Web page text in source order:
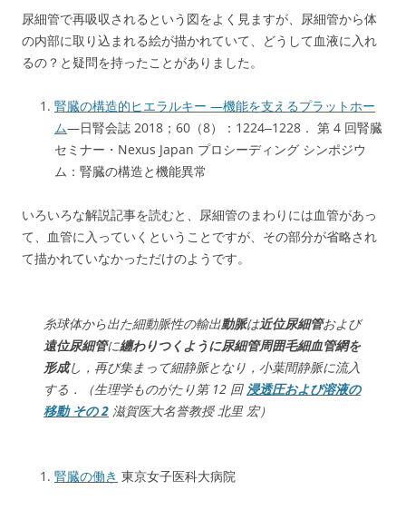
尿細管で再吸収されるという図をよく見ますが、尿細管から体
の内部に取り込まれる絵が描かれていて、どうして血液に入れ
るの？と疑問を持ったことがありました。
腎臓の構造的ヒエラルキー —機能を支えるプラットホー
ム—日腎会誌 2018；60（8）：1224‒1228． 第 4 回腎臓
セミナー・Nexus Japan プロシーディング シンポジウ
ム：腎臓の構造と機能異常
いろいろな解説記事を読むと、尿細管のまわりには血管があっ
て、血管に入っていくということですが、その部分が省略され
て描かれていなかっただけのようです。
糸球体から出た細動脈性の輸出動脈は近位尿細管および
遠位尿細管に纏わりつくように尿細管周囲毛細血管網を
形成し，再び集まって細静脈となり，小葉間静脈に流入
する．（生理学ものがたり第 12 回 浸透圧および溶液の
移動 その 2 滋賀医大名誉教授 北里 宏）
腎臓の働き 東京女子医科大病院